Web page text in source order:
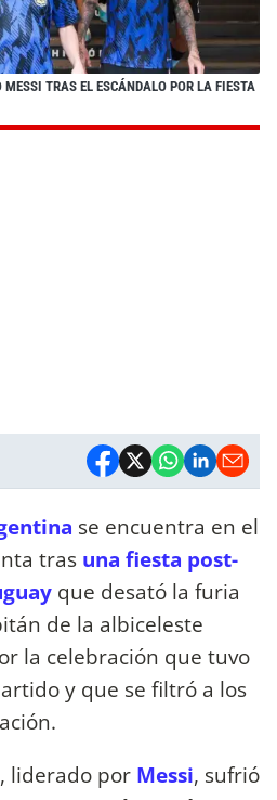
MESSI TRAS EL ESCÁNDALO POR LA FIESTA
se encuentra en el
tras una fiesta post-
que desató la furia
de la albiceleste
la celebración que tuvo
y que se filtró a los
liderado por Messi, sufrió